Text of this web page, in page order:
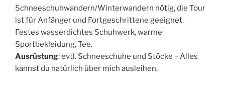
Schneeschuhwandern/Winterwandern nötig, die Tour
ist für Anfänger und Fortgeschrittene geeignet.
Festes wasserdichtes Schuhwerk, warme
Sportbekleidung, Tee.
Ausrüstung: evtl. Schneeschuhe und Stöcke – Alles
kannst du natürlich über mich ausleihen.